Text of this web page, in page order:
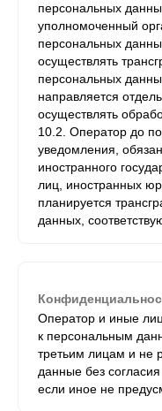
персональных
уполномоченный
персональных
осуществлять
персональных
направляется
осуществлять
10.2. Оператор до
уведомления,
иностранного
лиц, иностранных
планируется
данных,
Оператор и иные
к персональным
третьим лицам и не
данные без
если иное не